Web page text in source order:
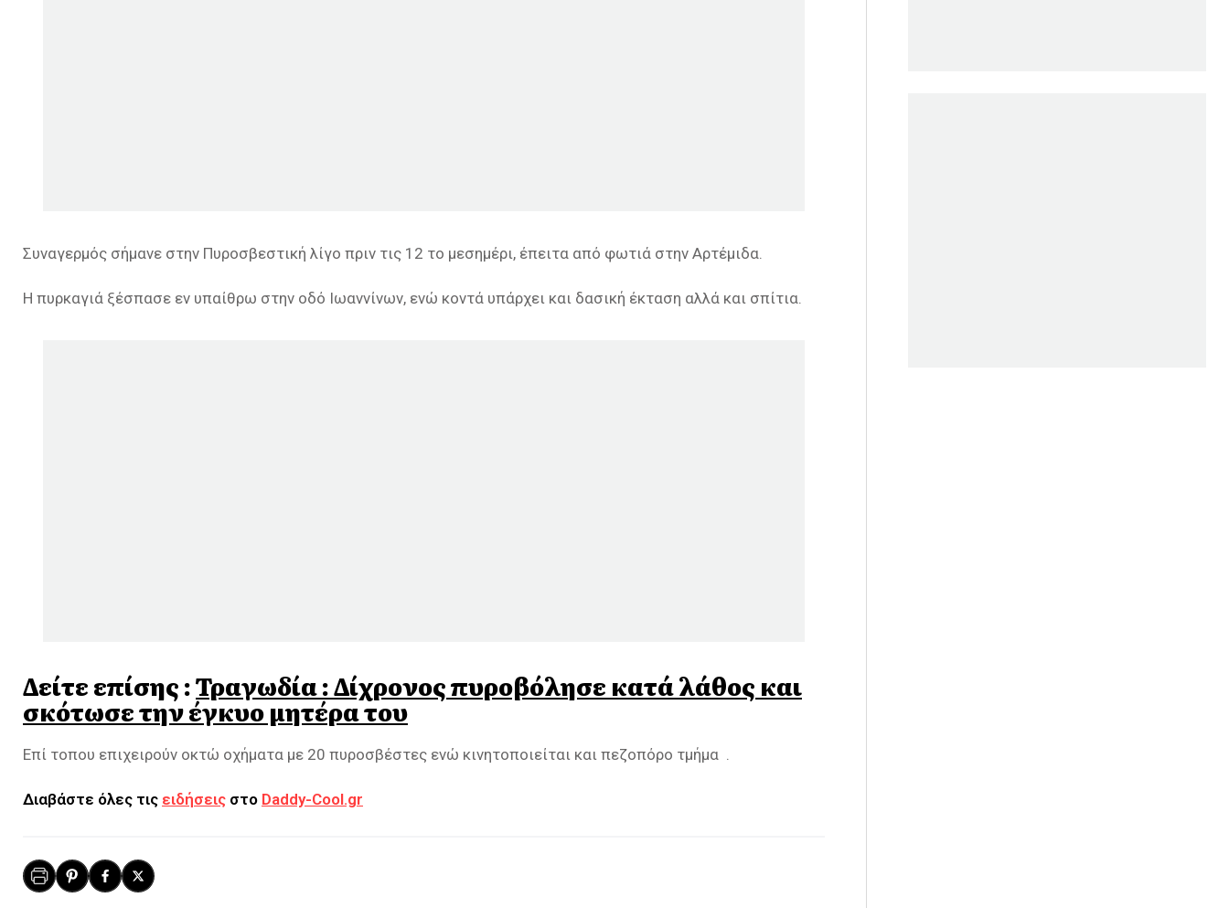
Συναγερμός σήμανε στην Πυροσβεστική λίγο πριν τις 12 το μεσημέρι, έπειτα από φωτιά στην Αρτέμιδα.
Η πυρκαγιά ξέσπασε εν υπαίθρω στην οδό Ιωαννίνων, ενώ κοντά υπάρχει και δασική έκταση αλλά και σπίτια.
Δείτε επίσης :Τραγωδία : Δίχρονος πυροβόλησε κατά λάθος και
σκότωσε την έγκυο μητέρα του
Επί τοπου επιχειρούν οκτώ οχήματα με 20 πυροσβέστες ενώ κινητοποιείται και πεζοπόρο τμήμα .
Διαβάστε όλες τις ειδήσεις στο Daddy-Cool.gr